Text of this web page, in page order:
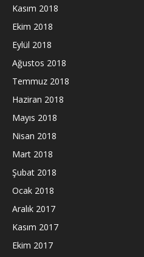
Kasım 2018
Ekim 2018
Eylül 2018
Ağustos 2018
Temmuz 2018
Haziran 2018
Mayıs 2018
Nisan 2018
Mart 2018
Şubat 2018
Ocak 2018
Aralık 2017
Kasım 2017
Ekim 2017